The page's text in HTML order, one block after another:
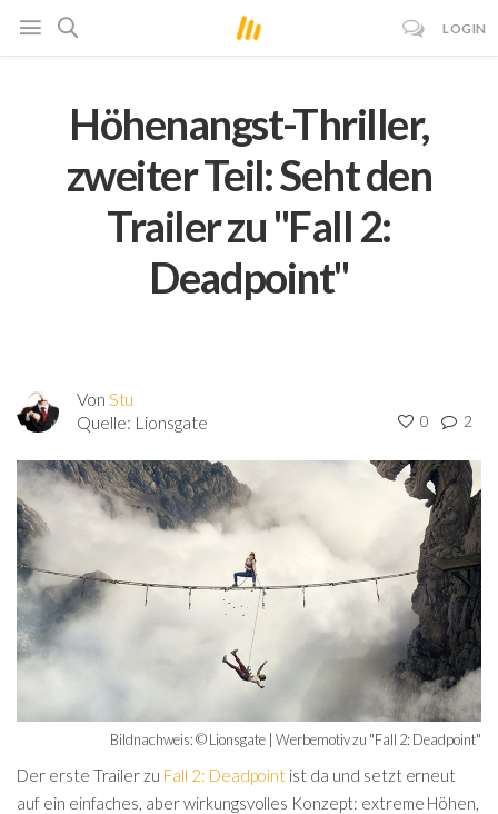
LOGIN
Höhenangst-Thriller,
zweiter Teil: Seht den
Trailer zu "Fall 2:
Deadpoint"
Von Stu
Quelle: Lionsgate 0 2
Bildnachweis: © Lionsgate | Werbemotiv zu "Fall 2: Deadpoint"
Der erste Trailer zu Fall 2: Deadpoint ist da und setzt erneut
auf ein einfaches, aber wirkungsvolles Konzept: extreme Höhen,